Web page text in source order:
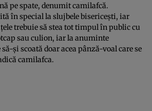
pe spate, denumit camilafcă.
în special la slujbele bisericeşti, iar
trebuie să stea tot timpul în public cu
sau culion, iar la anuminte
şi scoată doar acea pânză-voal care se
camilafca.